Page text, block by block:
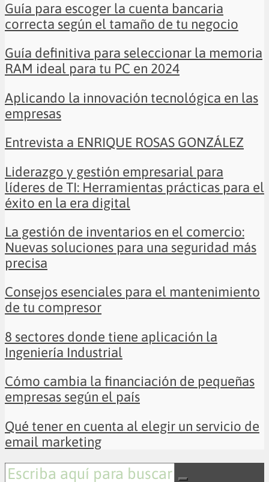
Guía para escoger la cuenta bancaria
correcta según el tamaño de tu negocio
Guía definitiva para seleccionar la memoria
RAM ideal para tu PC en 2024
Aplicando la innovación tecnológica en las
empresas
Entrevista a ENRIQUE ROSAS GONZÁLEZ
Liderazgo y gestión empresarial para
líderes de TI: Herramientas prácticas para el
éxito en la era digital
La gestión de inventarios en el comercio:
Nuevas soluciones para una seguridad más
precisa
Consejos esenciales para el mantenimiento
de tu compresor
8 sectores donde tiene aplicación la
Ingeniería Industrial
Cómo cambia la financiación de pequeñas
empresas según el país
Qué tener en cuenta al elegir un servicio de
email marketing